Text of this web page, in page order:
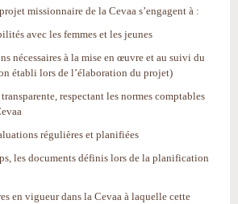
missionnaire de la Cevaa s’engagent à :
avec les femmes et les jeunes
nécessaires à la mise en œuvre et au suivi du
établi lors de l’élaboration du projet)
respectant les normes comptables
régulières et planifiées
les documents définis lors de la planification
en vigueur dans la Cevaa à laquelle cette